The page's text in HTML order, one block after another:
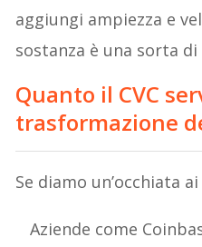
aggiungi ampiezza e
sostanza è una sorta di
Quanto il CVC
trasformazione
Se diamo un’occhiata
Aziende come